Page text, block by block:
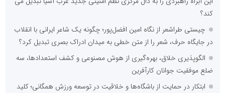
کند؟
چیستی طراشعر از نگاه امین افضل‌پور؛ چگونه یک شاعر ایرانی با انقلاب
در جایگاه حرف، شعر را از متن خطی به میدان ادراک بصری تبدیل کرد؟
الگوپذیری خلاق، بهره‌گیری از هوش مصنوعی و کشف استعدادها، سه
ضلع موفقیت جوانان کارآفرین
ابتکار در حمایت از باشگاه‌ها و خلاقیت در توسعه ورزش همگانی؛ کلید